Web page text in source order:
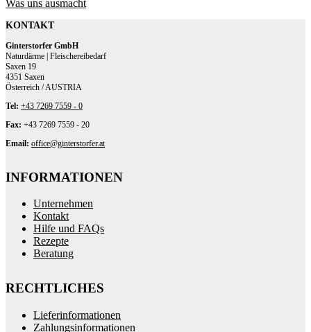
Was uns ausmacht
KONTAKT
Ginterstorfer GmbH
Naturdärme | Fleischereibedarf
Saxen 19
4351 Saxen
Österreich / AUSTRIA
Tel: +43 7269 7559 - 0
Fax: +43 7269 7559 - 20
Email: office@ginterstorfer.at
INFORMATIONEN
Unternehmen
Kontakt
Hilfe und FAQs
Rezepte
Beratung
RECHTLICHES
Lieferinformationen
Zahlungsinformationen